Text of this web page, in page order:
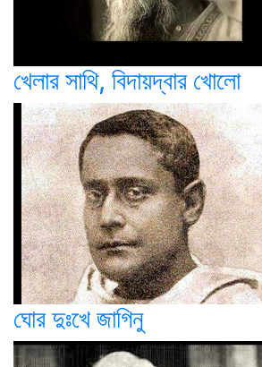
খেলার সাথি, বিদায়দ্বার খোলো
ঘোর দুঃখে জাগিনু